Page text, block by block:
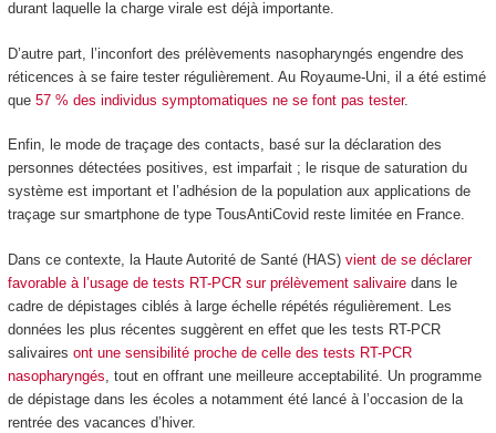
durant laquelle la charge virale est déjà importante.
D’autre part, l’inconfort des prélèvements nasopharyngés engendre des
réticences à se faire tester régulièrement. Au Royaume-Uni, il a été estimé
que 57 % des individus symptomatiques ne se font pas tester.
Enfin, le mode de traçage des contacts, basé sur la déclaration des
personnes détectées positives, est imparfait ; le risque de saturation du
système est important et l’adhésion de la population aux applications de
traçage sur smartphone de type TousAntiCovid reste limitée en France.
Dans ce contexte, la Haute Autorité de Santé (HAS) vient de se déclarer
favorable à l’usage de tests RT-PCR sur prélèvement salivairedans le
cadre de dépistages ciblés à large échelle répétés régulièrement. Les
données les plus récentes suggèrent en effet que les tests RT-PCR
salivaires ont une sensibilité proche de celle des tests RT-PCR
nasopharyngés , tout en offrant une meilleure acceptabilité. Un programme
de dépistage dans les écoles a notamment été lancé à l’occasion de la
rentrée des vacances d’hiver.